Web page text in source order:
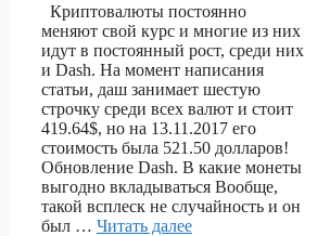
Криптовалюты постоянно
меняют свой курс и многие из них
идут в постоянный рост, среди них
и Dash. На момент написания
статьи, даш занимает шестую
строчку среди всех валют и стоит
419.64$, но на 13.11.2017 его
стоимость была 521.50 долларов!
Обновление Dash. В какие монеты
выгодно вкладываться Вообще,
такой всплеск не случайность и он
был … Читать далее